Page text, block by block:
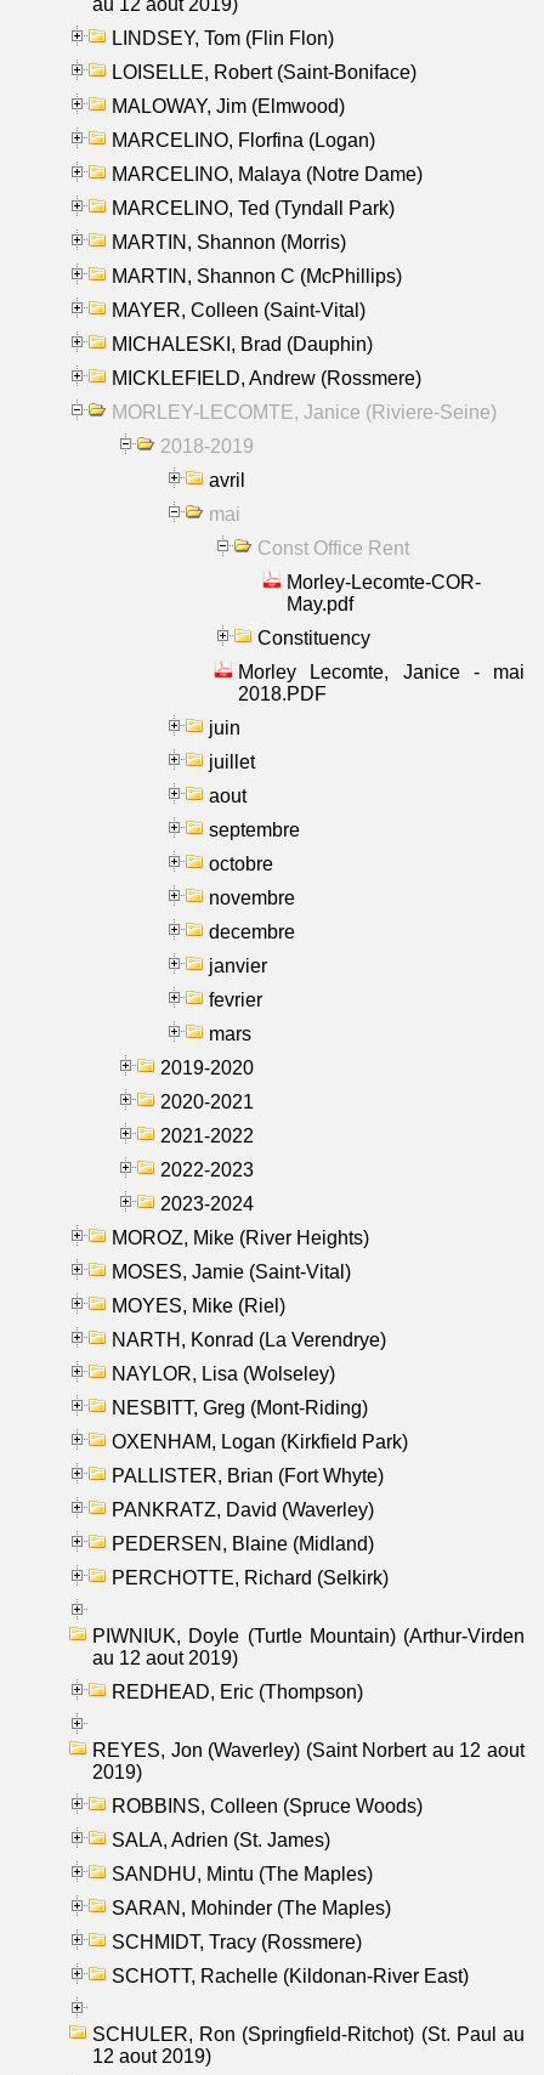
LINDSEY, Tom (Flin Flon)
LOISELLE, Robert (Saint-Boniface)
MALOWAY, Jim (Elmwood)
MARCELINO, Florfina (Logan)
MARCELINO, Malaya (Notre Dame)
MARCELINO, Ted (Tyndall Park)
MARTIN, Shannon (Morris)
MARTIN, Shannon C (McPhillips)
MAYER, Colleen (Saint-Vital)
MICHALESKI, Brad (Dauphin)
MICKLEFIELD, Andrew (Rossmere)
MORLEY-LECOMTE, Janice (Riviere-Seine)
2018-2019
avril
mai
Const Office Rent
Morley-Lecomte-COR-
May.pdf
Constituency
Morley Lecomte, Janice - mai
2018.PDF
juin
juillet
aout
septembre
octobre
novembre
decembre
janvier
fevrier
mars
2019-2020
2020-2021
2021-2022
2022-2023
2023-2024
MOROZ, Mike (River Heights)
MOSES, Jamie (Saint-Vital)
MOYES, Mike (Riel)
NARTH, Konrad (La Verendrye)
NAYLOR, Lisa (Wolseley)
NESBITT, Greg (Mont-Riding)
OXENHAM, Logan (Kirkfield Park)
PALLISTER, Brian (Fort Whyte)
PANKRATZ, David (Waverley)
PEDERSEN, Blaine (Midland)
PERCHOTTE, Richard (Selkirk)
PIWNIUK, Doyle (Turtle Mountain) (Arthur-Virden
au 12 aout 2019)
REDHEAD, Eric (Thompson)
REYES, Jon (Waverley) (Saint Norbert au 12 aout
2019)
ROBBINS, Colleen (Spruce Woods)
SALA, Adrien (St. James)
SANDHU, Mintu (The Maples)
SARAN, Mohinder (The Maples)
SCHMIDT, Tracy (Rossmere)
SCHOTT, Rachelle (Kildonan-River East)
SCHULER, Ron (Springfield-Ritchot) (St. Paul au
12 aout 2019)